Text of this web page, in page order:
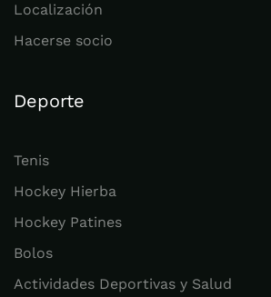
Localización
Hacerse socio
Deporte
Tenis
Hockey Hierba
Hockey Patines
Bolos
Actividades Deportivas y Salud